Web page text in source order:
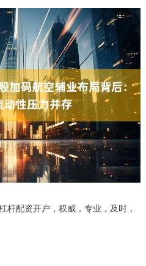
配资开户，权威，专业，及时，